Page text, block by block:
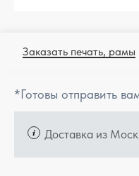
Заказать печать, рамы
*Готовы отправить
Доставка из